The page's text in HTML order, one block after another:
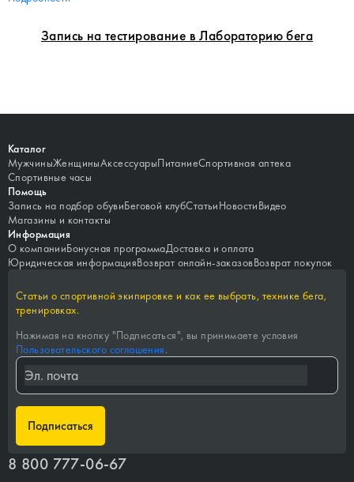
Запись на тестирование в Лабораторию бега
Каталог
МужчиныЖенщиныАксессуарыПитаниеСпортивная аптека
Спортивные часы
Помощь
Запись на подбор обувиБеговой клубСтатьиНовостиВидео
Магазины и контакты
Информация
О компанииБонусная программаДоставка и оплата
Юридическая информацияВозврат онлайн-заказовВозврат покупок
Статьи о спортивной экипировке и как ее выбрать, технике бега,
тренировках.
Нажимая на кнопку "Подписаться", вы принимаете условия
Пользовательского соглашения.
Подписаться
8 800 777-06-67